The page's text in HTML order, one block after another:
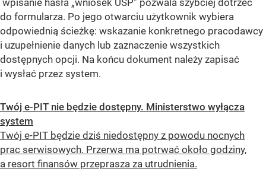
do formularza. Po jego otwarciu użytkownik wybiera
odpowiednią ścieżkę: wskazanie konkretnego pracodawcy
i uzupełnienie danych lub zaznaczenie wszystkich
dostępnych opcji. Na końcu dokument należy zapisać
i wysłać przez system.
Twój e-PIT nie będzie dostępny. Ministerstwo wyłącza
system
Twój e-PIT będzie dziś niedostępny z powodu nocnych
prac serwisowych. Przerwa ma potrwać około godziny,
a resort finansów przeprasza za utrudnienia.